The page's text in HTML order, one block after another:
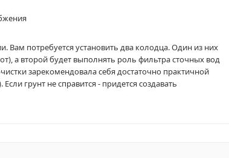
Вам потребуется установить два колодца. Один из них
а второй будет выполнять роль фильтра сточных вод
зарекомендовала себя достаточно практичной
грунт не справится - придется создавать